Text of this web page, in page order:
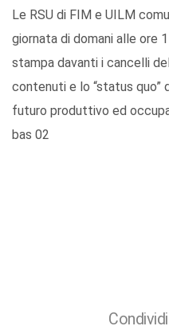
Le RSU di FIM e UILM
giornata di domani alle ore
stampa davanti i cancelli
contenuti e lo “status quo”
futuro produttivo ed
bas 02